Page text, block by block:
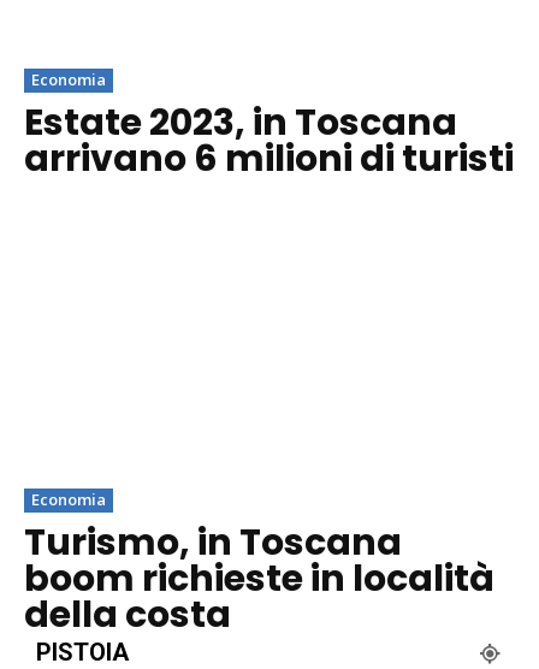
Economia
Estate 2023, in Toscana
arrivano 6 milioni di turisti
Economia
Turismo, in Toscana
boom richieste in località
della costa
PISTOIA